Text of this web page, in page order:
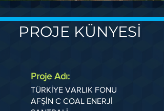
PROJE KÜNYESİ
Proje Adı:
TÜRKİYE VARLIK FONU
AFŞİN C COAL ENERJİ